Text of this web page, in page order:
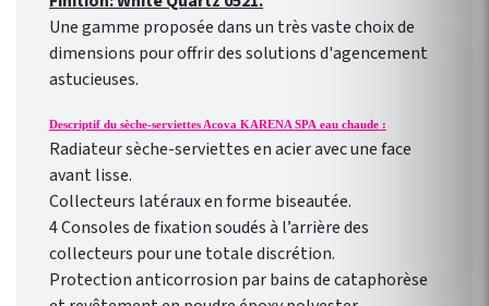
Une gamme proposée dans un très vaste choix de
dimensions pour offrir des solutions d'agencement
astucieuses.
Descriptif du sèche-serviettes Acova KARENA SPA eau chaude :
Radiateur sèche-serviettes en acier avec une face
avant lisse.
Collecteurs latéraux en forme biseautée.
4 Consoles de fixation soudés à l’arrière des
collecteurs pour une totale discrétion.
Protection anticorrosion par bains de cataphorèse